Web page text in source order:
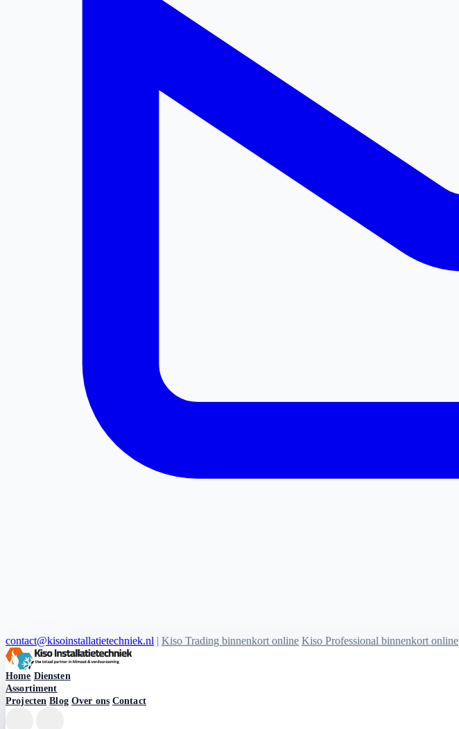
contact@kisoinstallatietechniek.nl | Kiso Trading binnenkort online Kiso Professional binnenkort online
Kiso Installatietechniek logo
Home Diensten
Assortiment
Projecten Blog Over ons Contact